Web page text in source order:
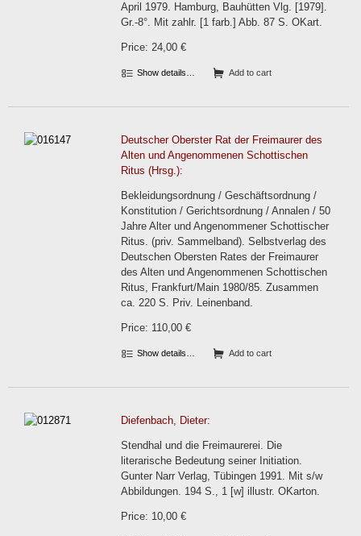
April 1979. Hamburg, Bauhütten Vlg. [1979].
Gr.-8°. Mit zahlr. [1 farb.] Abb. 87 S. OKart.
Price: 24,00 €
Show details… Add to cart
Deutscher Oberster Rat der Freimaurer des
Alten und Angenommenen Schottischen
Ritus (Hrsg.):
Bekleidungsordnung / Geschäftsordnung /
Konstitution / Gerichtsordnung / Annalen / 50
Jahre Alter und Angenommener Schottischer
Ritus. (priv. Sammelband). Selbstverlag des
Deutschen Obersten Rates der Freimaurer
des Alten und Angenommenen Schottischen
Ritus, Frankfurt/Main 1980/85. Zusammen
ca. 220 S. Priv. Leinenband.
Price: 110,00 €
Show details… Add to cart
Diefenbach, Dieter:
Stendhal und die Freimaurerei. Die
literarische Bedeutung seiner Initiation.
Gunter Narr Verlag, Tübingen 1991. Mit s/w
Abbildungen. 194 S., 1 [w] illustr. OKarton.
Price: 10,00 €